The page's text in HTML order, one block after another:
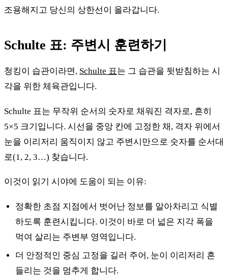
조용해지고 당신의 상한선이 올라갑니다.
Schulte 표: 주변시 훈련하기
청킹이 습관이라면, Schulte 표는 그 습관을 뒷받침하는 시
각을 위한 체육관입니다.
Schulte 표는 무작위 순서의 숫자로 채워진 격자로, 흔히
5×5 크기입니다. 시선을 중앙 칸에 고정한 채, 격자 위에서
눈을 이리저리 움직이지 않고 주변시만으로 숫자를 순서대
로(1, 2, 3…) 찾습니다.
이것이 읽기 시야에 도움이 되는 이유:
정확한 초점 지점에서 벗어난 정보를 알아차리고 식별
하도록 훈련시킵니다. 이것이 바로 더 넓은 지각 폭을
먹여 살리는 주변부 영역입니다.
더 안정적인 중심 고정을 길러 주어, 눈이 이리저리 흔
들리는 것을 멈추게 합니다.